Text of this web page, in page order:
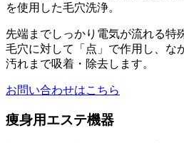
を使用した毛穴洗浄。
先端までしっかり電気が流れる特
毛穴に対して「 点 」で作用し、な
汚れまで吸着・除去します。
お問い合わせはこちら
痩身用エステ機器